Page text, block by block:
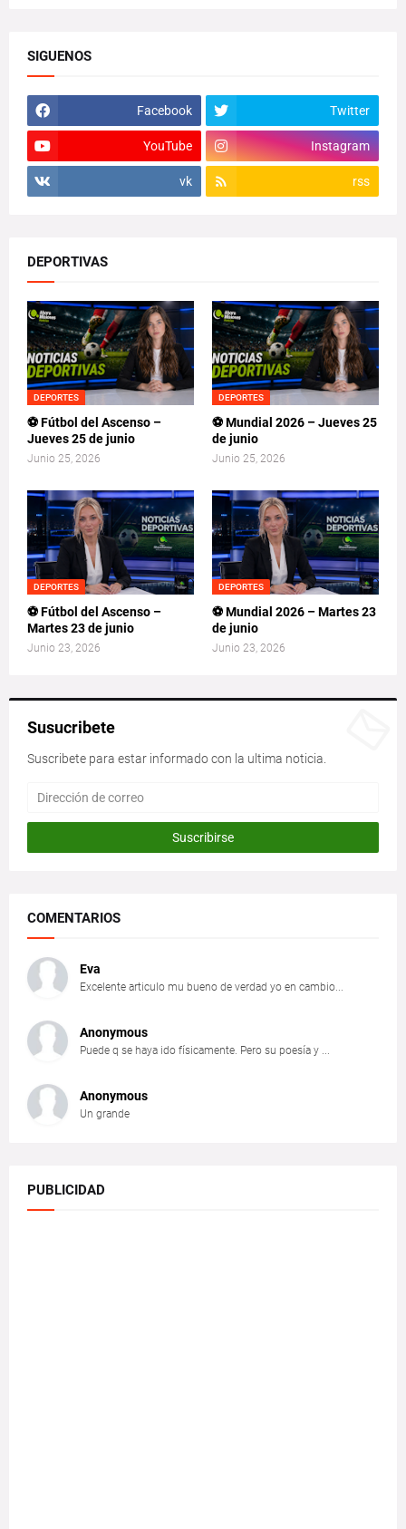
SIGUENOS
Facebook Twitter
YouTube Instagram
vk rss
DEPORTIVAS
DEPORTES
⚽ Fútbol del Ascenso –
Jueves 25 de junio
Junio 25, 2026
DEPORTES
⚽ Mundial 2026 – Jueves 25
de junio
Junio 25, 2026
DEPORTES
⚽ Fútbol del Ascenso –
Martes 23 de junio
Junio 23, 2026
DEPORTES
⚽ Mundial 2026 – Martes 23
de junio
Junio 23, 2026
Susucribete
Suscribete para estar informado con la ultima noticia.
COMENTARIOS
Eva
Excelente articulo mu bueno de verdad yo en cambio...
Anonymous
Puede q se haya ido físicamente. Pero su poesía y ...
Anonymous
Un grande
PUBLICIDAD